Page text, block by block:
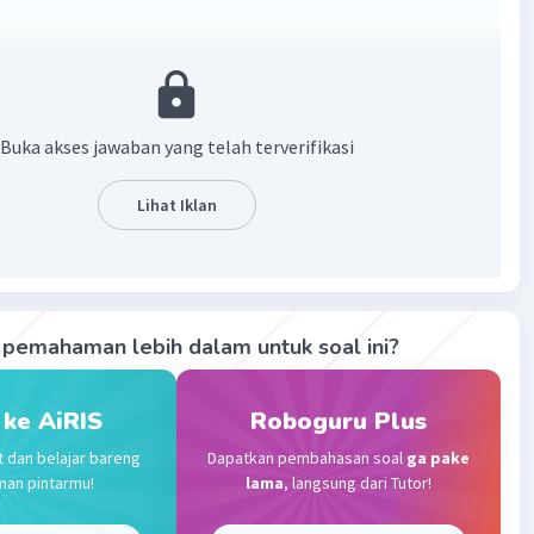
bagian belakang mata yang berfungsi sebagai
bayangan
· 0.0(0) Balas
Iklan
0.0(0)
Buka akses jawaban yang telah terverifikasi
Lihat Iklan
lebih dalam untuk soal ini?
AiRIS
dan belajar bareng
pintarmu!
Roboguru Plus
Dapatkan pembahasan soal ga pake
lama, langsung dari Tutor!